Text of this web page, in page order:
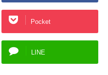
Pocket
LINE